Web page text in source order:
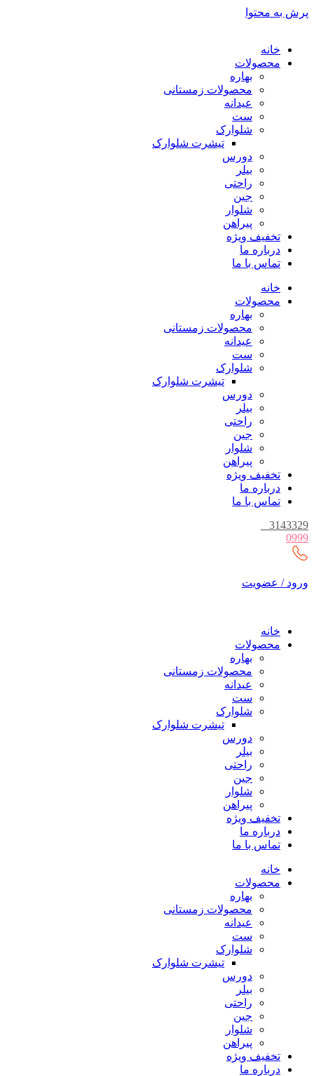
پرش به محتوا
خانه
محصولات
بهاره
محصولات زمستانی
عیدانه
ست
شلوارک
تیشرت شلوارک
دورس
بیلر
راحتی
جین
شلوار
پیراهن
تخفیف ویژه
درباره ما
تماس با ما
خانه
محصولات
بهاره
محصولات زمستانی
عیدانه
ست
شلوارک
تیشرت شلوارک
دورس
بیلر
راحتی
جین
شلوار
پیراهن
تخفیف ویژه
درباره ما
تماس با ما
3143329
0999
ورود / عضویت
خانه
محصولات
بهاره
محصولات زمستانی
عیدانه
ست
شلوارک
تیشرت شلوارک
دورس
بیلر
راحتی
جین
شلوار
پیراهن
تخفیف ویژه
درباره ما
تماس با ما
خانه
محصولات
بهاره
محصولات زمستانی
عیدانه
ست
شلوارک
تیشرت شلوارک
دورس
بیلر
راحتی
جین
شلوار
پیراهن
تخفیف ویژه
درباره ما